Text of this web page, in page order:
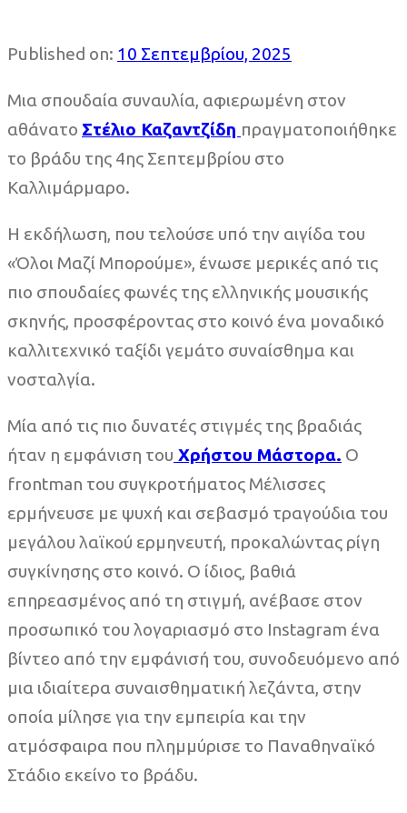
Published on: 10 Σεπτεμβρίου, 2025
Μια σπουδαία συναυλία, αφιερωμένη στον
αθάνατο Στέλιο Καζαντζίδη πραγματοποιήθηκε
το βράδυ της 4ης Σεπτεμβρίου στο
Καλλιμάρμαρο.
Η εκδήλωση, που τελούσε υπό την αιγίδα του
«Όλοι Μαζί Μπορούμε», ένωσε μερικές από τις
πιο σπουδαίες φωνές της ελληνικής μουσικής
σκηνής, προσφέροντας στο κοινό ένα μοναδικό
καλλιτεχνικό ταξίδι γεμάτο συναίσθημα και
νοσταλγία.
Μία από τις πιο δυνατές στιγμές της βραδιάς
ήταν η εμφάνιση του Χρήστου Μάστορα. Ο
frontman του συγκροτήματος Μέλισσες
ερμήνευσε με ψυχή και σεβασμό τραγούδια του
μεγάλου λαϊκού ερμηνευτή, προκαλώντας ρίγη
συγκίνησης στο κοινό. Ο ίδιος, βαθιά
επηρεασμένος από τη στιγμή, ανέβασε στον
προσωπικό του λογαριασμό στο Instagram ένα
βίντεο από την εμφάνισή του, συνοδευόμενο από
μια ιδιαίτερα συναισθηματική λεζάντα, στην
οποία μίλησε για την εμπειρία και την
ατμόσφαιρα που πλημμύρισε το Παναθηναϊκό
Στάδιο εκείνο το βράδυ.